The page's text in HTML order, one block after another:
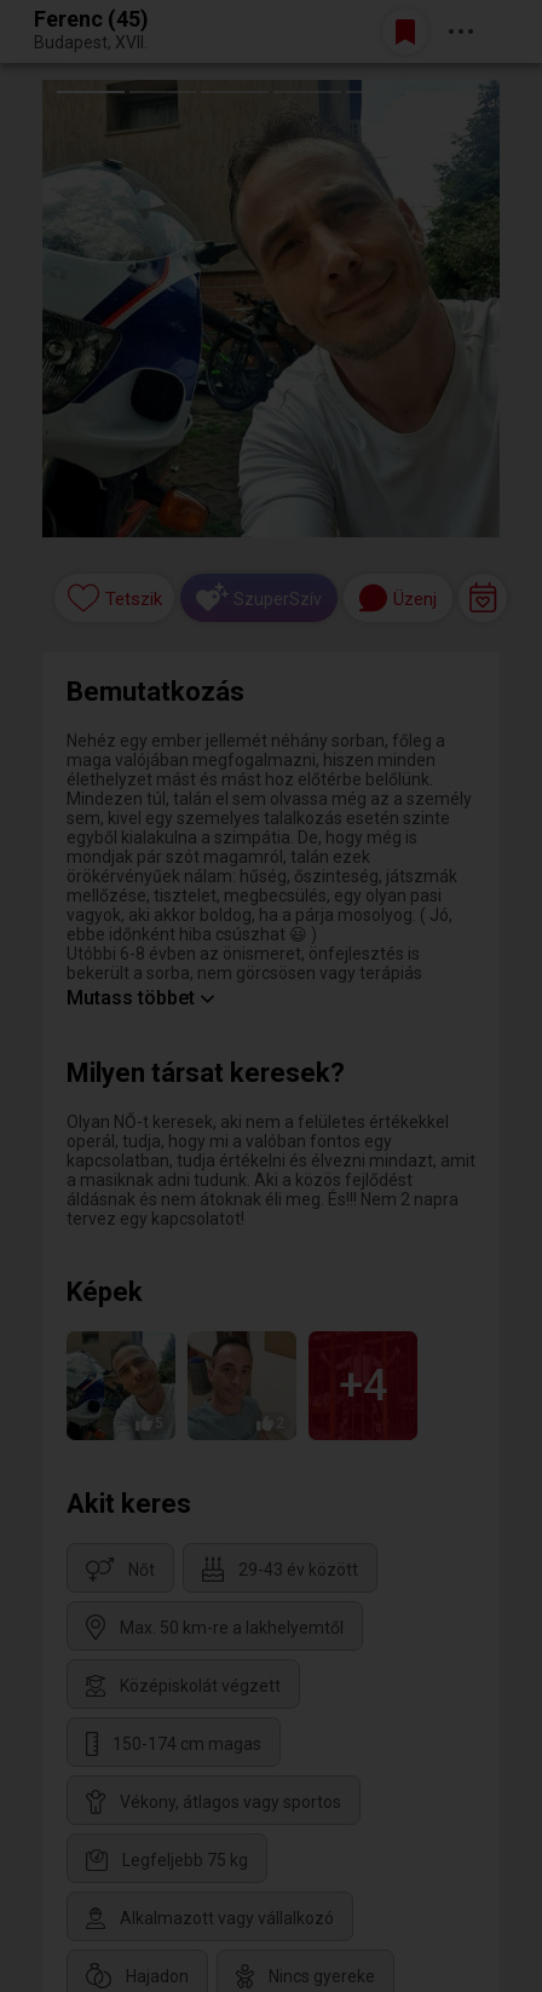
Egy jó randiból bármi lehet.
Belépés
Ferenc (45)
Budapest, XVII.
Tetszik SzuperSzív Üzenj
Bemutatkozás
Nehéz egy ember jellemét néhány sorban, főleg a
maga valójában megfogalmazni, hiszen minden
élethelyzet mást és mást hoz előtérbe belőlünk.
Mindezen túl, talán el sem olvassa még az a személy
sem, kivel egy szemelyes talalkozás esetén szinte
egyből kialakulna a szimpátia. De, hogy még is
mondjak pár szót magamról, talán ezek
örökérvényűek nálam: hűség, őszinteség, játszmák
mellőzése, tisztelet, megbecsülés, egy olyan pasi
vagyok, aki akkor boldog, ha a párja mosolyog. ( Jó,
ebbe időnként hiba csúszhat 😃 )
Utóbbi 6-8 évben az önismeret, önfejlesztés is
bekerült a sorba, nem görcsösen vagy terápiás
jelleggel, inkább az élet, mint nagy tanító szavaira
Ja, és majdnem hibátlan ! 🤣
Mutass többet
Milyen társat keresek?
Olyan NŐ-t keresek, aki nem a felületes értékekkel
operál, tudja, hogy mi a valóban fontos egy
kapcsolatban, tudja értékelni és élvezni mindazt, amit
a masiknak adni tudunk. Aki a közös fejlődést
áldásnak és nem átoknak éli meg. És!!! Nem 2 napra
tervez egy kapcsolatot!
Képek
+4
Akit keres
Nőt 29-43 év között
Max. 50 km-re a lakhelyemtől
Középiskolát végzett
150-174 cm magas
Vékony, átlagos vagy sportos
Legfeljebb 75 kg
Alkalmazott vagy vállalkozó
Hajadon Nincs gyereke